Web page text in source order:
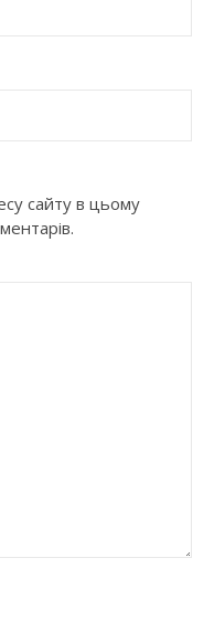
сайту в цьому